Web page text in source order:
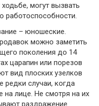
могут вызвать
работоспособности.
– юношеские.
можно заметить
поколения до 14
царапин или порезов
вид плоских узелков
случаи, когда
на лице. Не смотря на их
раздражение